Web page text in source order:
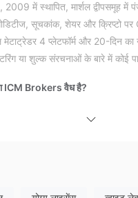
में स्थापित, मार्शल द्वीपसमूह में
सूचकांक, शेयर और क्रिप्टो पर
4 प्लेटफॉर्म और 20-दिन का
या शुल्क संरचनाओं के बारे में कोई
ICM Brokers वैध है?
दलाली सेवाओं के लिए मान्य वित्तीय
है जिसमें स्थानांतरण प्रतिबंध है। कुछ
पैदा करता है।